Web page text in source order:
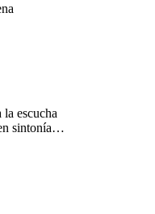
escucha
sintonía